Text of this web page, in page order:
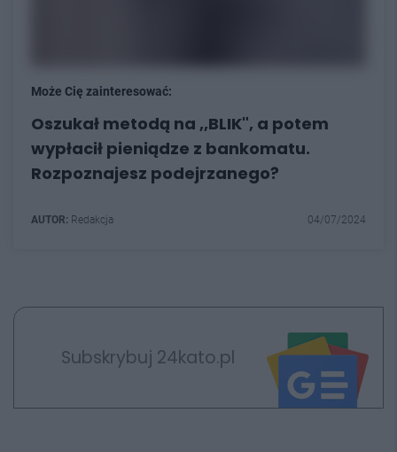
Może Cię zainteresować:
Oszukał metodą na ,,BLIK", a potem
wypłacił pieniądze z bankomatu.
Rozpoznajesz podejrzanego?
AUTOR: Redakcja 04/07/2024
Subskrybuj 24kato.pl